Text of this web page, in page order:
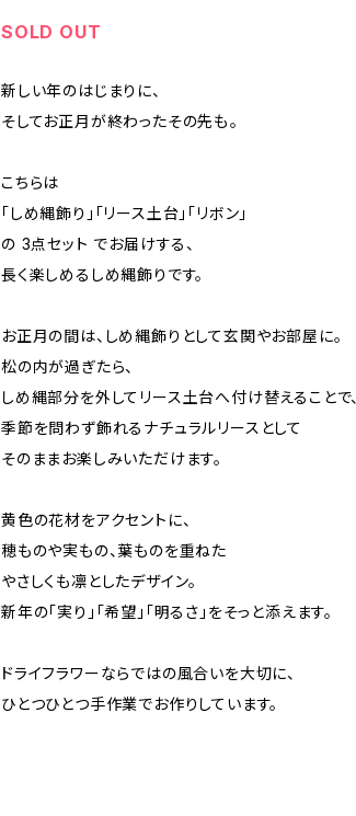
SOLD OUT
新しい年のはじまりに、
そしてお正月が終わったその先も――。
こちらは
「しめ縄飾り」「リース土台」「リボン」
の 3点セット でお届けする、
長く楽しめるしめ縄飾りです。
お正月の間は、しめ縄飾りとして玄関やお部屋に。
松の内が過ぎたら、
しめ縄部分を外してリース土台へ付け替えることで、
季節を問わず飾れるナチュラルリースとして
そのままお楽しみいただけます。
黄色の花材をアクセントに、
穂ものや実もの、葉ものを重ねた
やさしくも凛としたデザイン。
新年の「実り」「希望」「明るさ」をそっと添えます。
ドライフラワーならではの風合いを大切に、
ひとつひとつ手作業でお作りしています。